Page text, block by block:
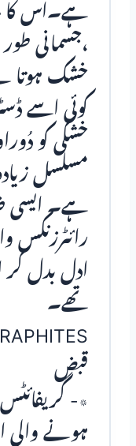
ہے۔اس کا
،جسمانی طور
خشک ہوتا
کوئی اسے
خشکی کو
مسلسل
ہے۔ ایسی
رائٹرزنکس
ادل بدل کر
تھے۔
قبض
٭-
ہونے والی